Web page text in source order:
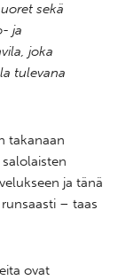
sekä
ja
joka
tulevana
takanaan
ja tänä
– taas
ovat